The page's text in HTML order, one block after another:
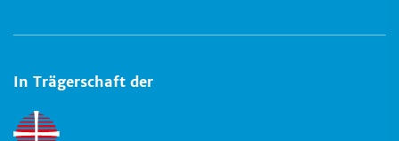
In Trägerschaft der